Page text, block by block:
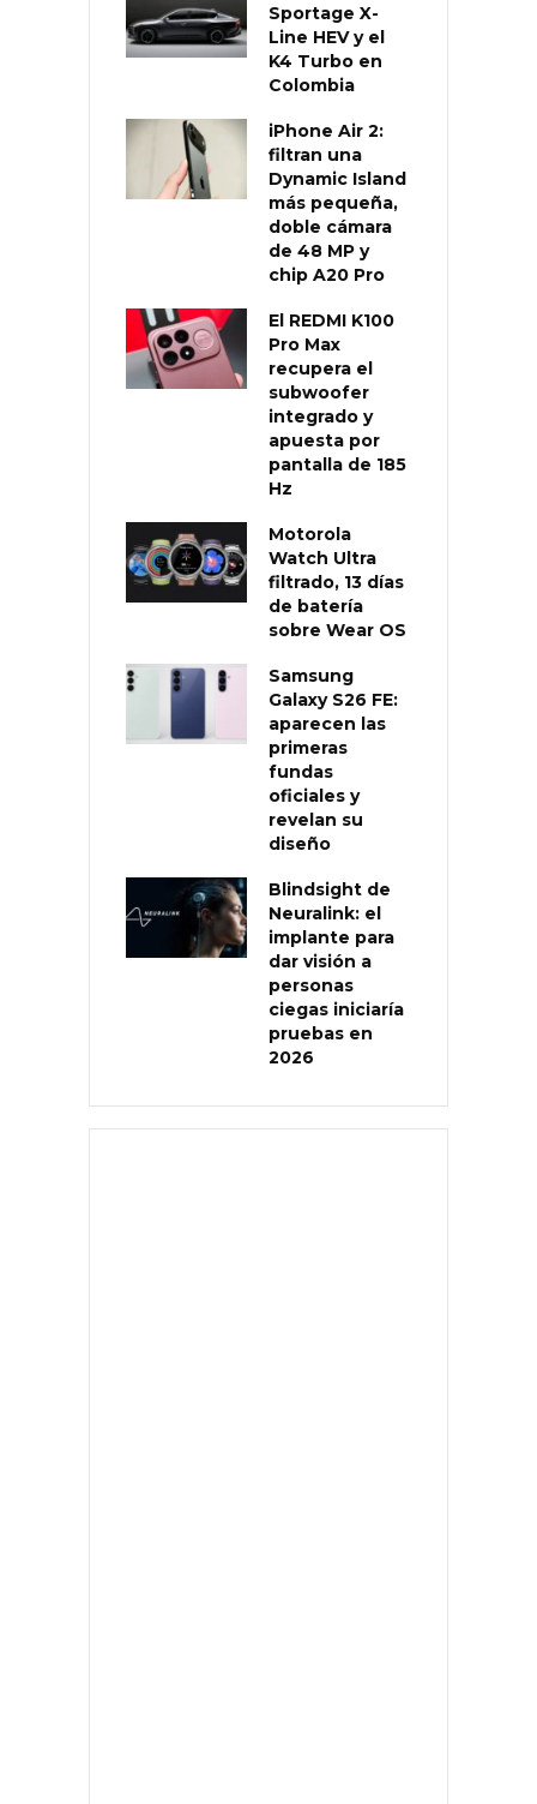
Sportage X-
Line HEV y el
K4 Turbo en
Colombia
iPhone Air 2:
filtran una
Dynamic Island
más pequeña,
doble cámara
de 48 MP y
chip A20 Pro
El REDMI K100
Pro Max
recupera el
subwoofer
integrado y
apuesta por
pantalla de 185
Hz
Motorola
Watch Ultra
filtrado, 13 días
de batería
sobre Wear OS
Samsung
Galaxy S26 FE:
aparecen las
primeras
fundas
oficiales y
revelan su
diseño
Blindsight de
Neuralink: el
implante para
dar visión a
personas
ciegas iniciaría
pruebas en
2026